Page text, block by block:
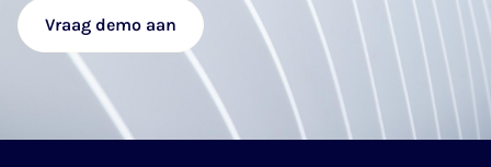
Vraag demo aan